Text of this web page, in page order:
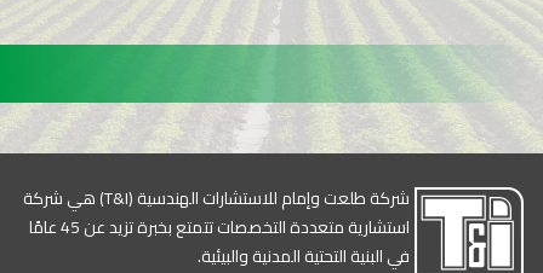
شركة طلعت وإمام للاستشارات الهندسية (T&I) هي شركة
استشارية متعددة التخصصات تتمتع بخبرة تزيد عن 45 عامًا
في البنية التحتية المدنية والبيئية.